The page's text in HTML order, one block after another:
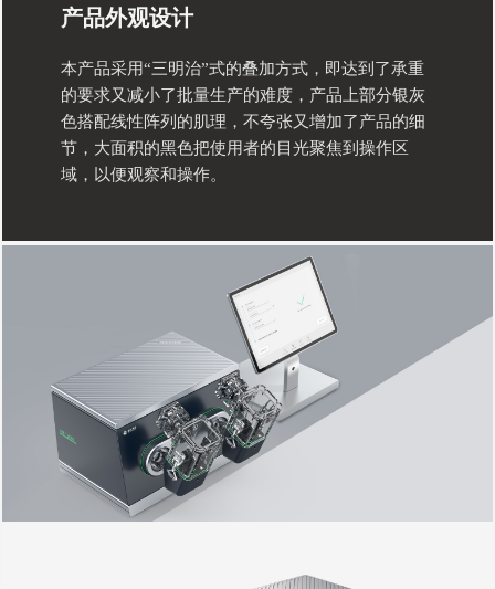
产品外观设计
本产品采用“三明治”式的叠加方式，即达到了承重
的要求又减小了批量生产的难度，产品上部分银灰
色搭配线性阵列的肌理，不夸张又增加了产品的细
节，大面积的黑色把使用者的目光聚焦到操作区
域，以便观察和操作。